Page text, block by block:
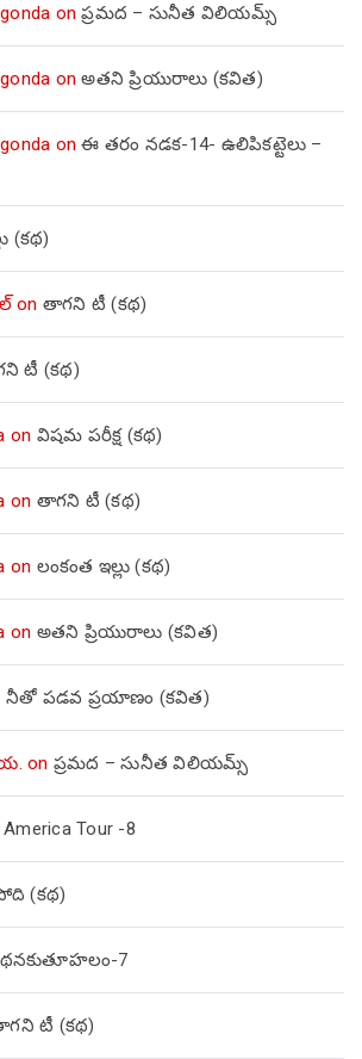
onప్రమద – సునీత విలియమ్స్
onఅతని ప్రియురాలు (కవిత)
onఈ తరం నడక-14- ఉలిపికట్టెలు –
(కథ)
on తాగని టీ (కథ)
టీ (కథ)
on విషమ పరీక్ష (క‌థ‌)
on తాగని టీ (కథ)
on లంకంత ఇల్లు (కథ)
on అతని ప్రియురాలు (కవిత)
నీతో పడవ ప్రయాణం (కవిత)
on ప్రమద – సునీత విలియమ్స్
America Tour -8
(కథ)
7
టీ (కథ)